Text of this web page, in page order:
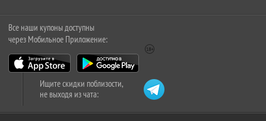
Все наши купоны доступны
через Мобильное Приложение:
Ищите скидки поблизости,
не выходя из чата: